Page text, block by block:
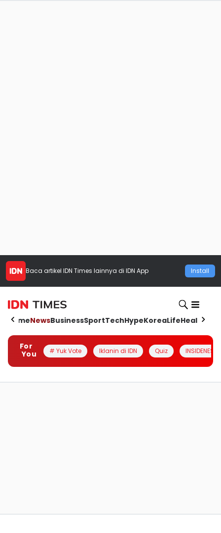
Baca artikel IDN Times lainnya di IDN App Install
HomeNewsBusinessSportTechHypeKoreaLifeHealth
For
You
# Yuk Vote Iklanin di IDN Quiz INSIDENESIA